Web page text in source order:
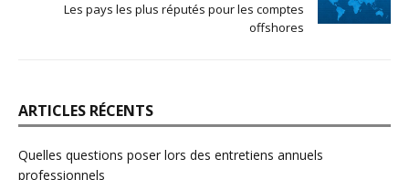
Les pays les plus réputés pour les comptes
offshores
ARTICLES RÉCENTS
Quelles questions poser lors des entretiens annuels
professionnels